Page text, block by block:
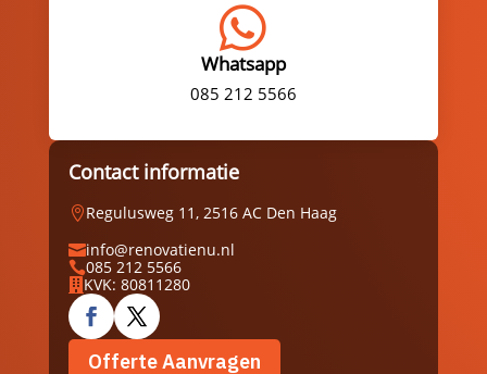

Whatsapp
085 212 5566
Contact informatie
Regulusweg 11, 2516 AC Den Haag
info@renovatienu.nl
085 212 5566
 KVK: 80811280
Offerte Aanvragen